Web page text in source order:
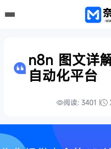
n8n 图文详
自动化平台
阅读: 3401 |